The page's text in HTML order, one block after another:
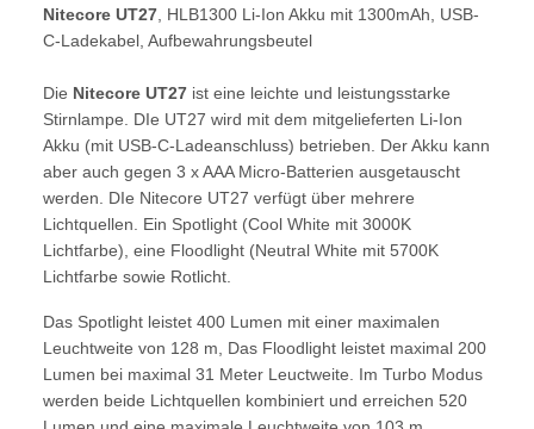
Nitecore UT27 , HLB1300 Li-Ion Akku mit 1300mAh, USB-
C-Ladekabel, Aufbewahrungsbeutel
Die Nitecore UT27 ist eine leichte und leistungsstarke
Stirnlampe. DIe UT27 wird mit dem mitgelieferten Li-Ion
Akku (mit USB-C-Ladeanschluss) betrieben. Der Akku kann
aber auch gegen 3 x AAA Micro-Batterien ausgetauscht
werden. DIe Nitecore UT27 verfügt über mehrere
Lichtquellen. Ein Spotlight (Cool White mit 3000K
Lichtfarbe), eine Floodlight (Neutral White mit 5700K
Lichtfarbe sowie Rotlicht.
Das Spotlight leistet 400 Lumen mit einer maximalen
Leuchtweite von 128 m, Das Floodlight leistet maximal 200
Lumen bei maximal 31 Meter Leuctweite. Im Turbo Modus
werden beide Lichtquellen kombiniert und erreichen 520